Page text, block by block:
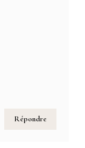
Répondre